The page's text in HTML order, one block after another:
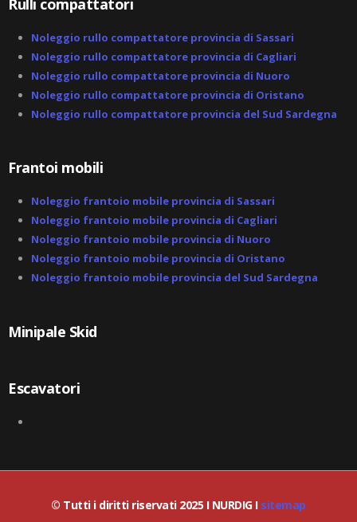
Noleggio rullo compattatore provincia di Sassari
Noleggio rullo compattatore provincia di Cagliari
Noleggio rullo compattatore provincia di Nuoro
Noleggio rullo compattatore provincia di Oristano
Noleggio rullo compattatore provincia del Sud Sardegna
Frantoi mobili
Noleggio frantoio mobile provincia di Sassari
Noleggio frantoio mobile provincia di Cagliari
Noleggio frantoio mobile provincia di Nuoro
Noleggio frantoio mobile provincia di Oristano
Noleggio frantoio mobile provincia del Sud Sardegna
Minipale Skid
Escavatori
© Tutti i diritti riservati 2025 I NURDIG I sitemap